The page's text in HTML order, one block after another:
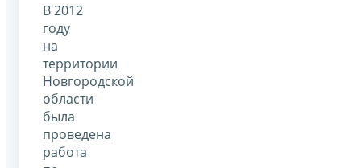
В 2012
году
на
территории
Новгородской
области
была
проведена
работа